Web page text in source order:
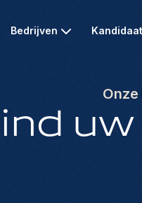
Bedrijven Kandidaat